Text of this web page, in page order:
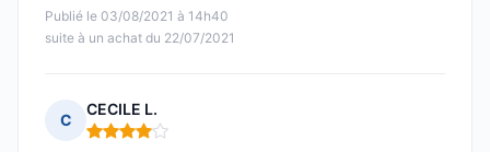
Publié le 03/08/2021 à 14h40
suite à un achat du 22/07/2021
C
CECILE L.
Note : 4 sur 5